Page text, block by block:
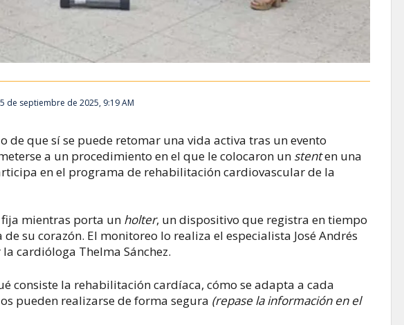
de septiembre de 2025, 9:19 AM
de que sí se puede retomar una vida activa tras un evento
a un procedimiento en el que le colocaron un stenten una
en el programa de rehabilitación cardiovascular de la
mientras porta un holter, un dispositivo que registra en tiempo
su corazón. El monitoreo lo realiza el especialista José Andrés
cardióloga Thelma Sánchez.
consiste la rehabilitación cardíaca, cómo se adapta a cada
pueden realizarse de forma segura (repase la información en el